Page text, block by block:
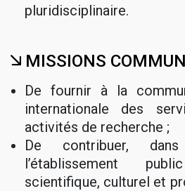
pluridisciplinaire.
MISSIONS
De fournir à la
internationale des
activités de recherche ;
De contribuer,
l’établissement
scientifique, culturel et